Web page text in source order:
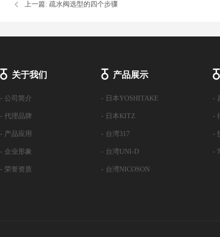
上一篇: 疏水阀选型的四个步骤
关于我们
- 公司简介
- 代理品牌
- 产品应用
- 企业形象
- 荣誉资质
产品展示
- 日本YOSHITAKE
- 日本KITZ
- 台湾317
- 台湾UNI-D
- 台湾NICOSON
-
-
-
-